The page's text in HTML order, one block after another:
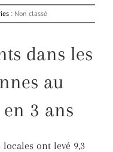
: Non classé
dans les
au
3 ans
ont levé 9,3